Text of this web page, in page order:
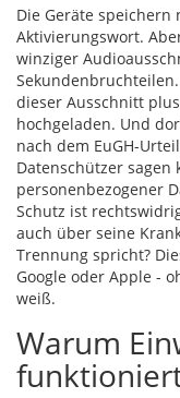
Die Geräte speichern
Aktivierungswort.
winziger
dieser Ausschnitt
hochgeladen. Und
nach dem EuGH-
Datenschützer sagen
personenbezogener
Schutz ist
auch über seine
Trennung spricht?
Google oder Apple -
weiß.
Warum